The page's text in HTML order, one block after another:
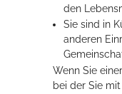
den
Sie sind in
anderen
Wenn Sie
bei der Sie